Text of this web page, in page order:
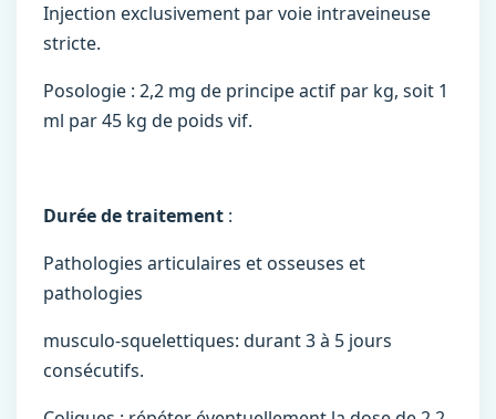
Injection exclusivement par voie intraveineuse
stricte.
Posologie : 2,2 mg de principe actif par kg, soit 1
ml par 45 kg de poids vif.
Durée de traitement :
Pathologies articulaires et osseuses et
pathologies
musculo-squelettiques: durant 3 à 5 jours
consécutifs.